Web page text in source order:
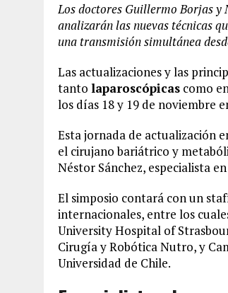
Los doctores Guillermo Borjas y
analizarán las nuevas técnicas
una transmisión simultánea
Las actualizaciones y las
tanto laparoscópicas como
los días 18 y 19 de noviembre
Esta jornada de actualización
el cirujano bariátrico y
Néstor Sánchez, especialista
El simposio contará con un
internacionales, entre los
University Hospital of
Cirugía y Robótica Nutro, y
Universidad de Chile.